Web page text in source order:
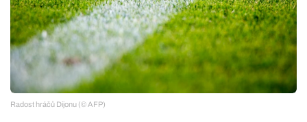
Radost hráčů Dijonu (© AFP)